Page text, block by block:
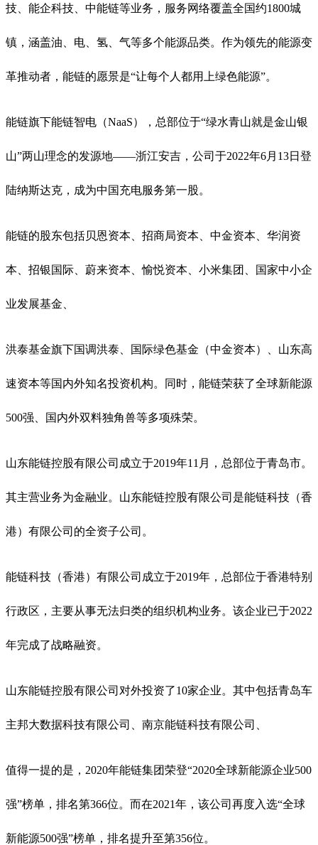
技、能企科技、中能链等业务，服务网络覆盖全国约1800城
镇，涵盖油、电、氢、气等多个能源品类。作为领先的能源变
革推动者，能链的愿景是“让每个人都用上绿色能源”。
能链旗下能链智电（NaaS），总部位于“绿水青山就是金山银
山”两山理念的发源地——浙江安吉，公司于2022年6月13日登
陆纳斯达克，成为中国充电服务第一股。
能链的股东包括贝恩资本、招商局资本、中金资本、华润资
本、招银国际、蔚来资本、愉悦资本、小米集团、国家中小企
业发展基金、
洪泰基金旗下国调洪泰、国际绿色基金（中金资本）、山东高
速资本等国内外知名投资机构。同时，能链荣获了全球新能源
500强、国内外双料独角兽等多项殊荣。
山东能链控股有限公司成立于2019年11月，总部位于青岛市。
其主营业务为金融业。山东能链控股有限公司是能链科技（香
港）有限公司的全资子公司。
能链科技（香港）有限公司成立于2019年，总部位于香港特别
行政区，主要从事无法归类的组织机构业务。该企业已于2022
年完成了战略融资。
山东能链控股有限公司对外投资了10家企业。其中包括青岛车
主邦大数据科技有限公司、南京能链科技有限公司、
值得一提的是，2020年能链集团荣登“2020全球新能源企业500
强”榜单，排名第366位。而在2021年，该公司再度入选“全球
新能源500强”榜单，排名提升至第356位。